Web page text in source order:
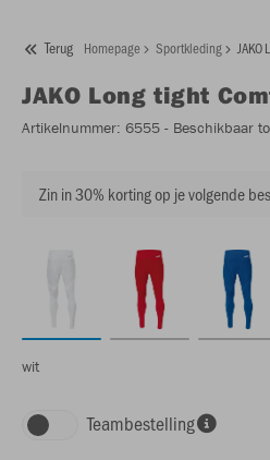
Terug Homepage Sportkleding
JAKO Long tight
Artikelnummer: 6555 - Beschikbaar
Zin in 30% korting op je volgende
wit
Teambestelling